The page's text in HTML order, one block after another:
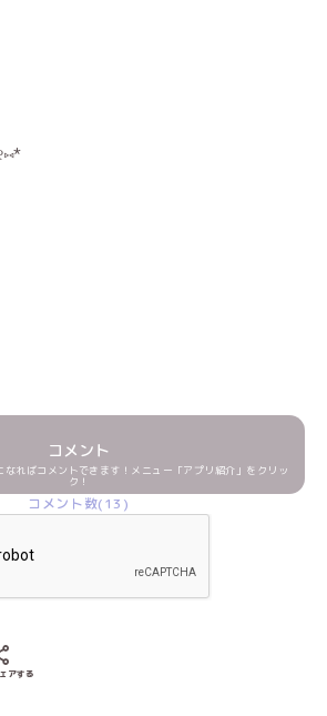
コメント
なればコメントできます！メニュー「アプリ紹介」をクリッ
ク！
コメント数(13)
アする